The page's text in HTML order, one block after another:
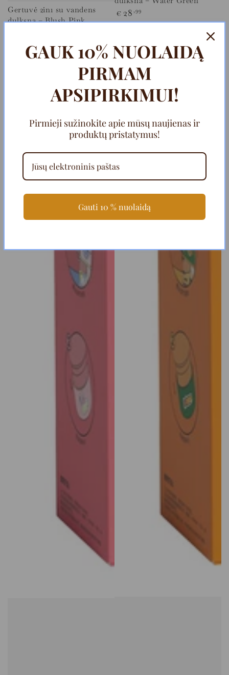
Gertuvė 2in1 su vandens
dulksna – Blush Pink
Įprasta
kaina
€ 28 ,99
GAUK 10% NUOLAIDĄ
PIRMAM
APSIPIRKIMUI!
Pirmieji sužinokite apie mūsų naujienas ir
produktų pristatymus!
Gauti 10 % nuolaidą